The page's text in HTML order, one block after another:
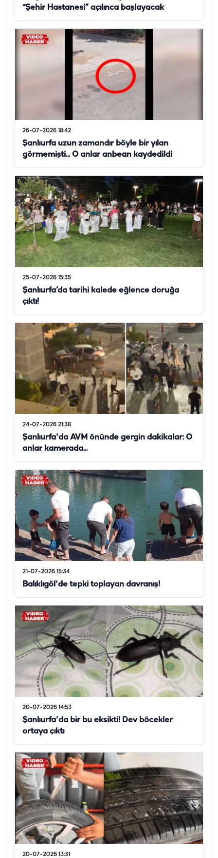
“Şehir Hastanesi” açılınca başlayacak
26-07-2026 18:42
Şanlıurfa uzun zamandır böyle bir yılan
görmemişti... O anlar anbean kaydedildi
25-07-2026 15:35
Şanlıurfa’da tarihi kalede eğlence doruğa
çıktı!
24-07-2026 21:38
Şanlıurfa'da AVM önünde gergin dakikalar: O
anlar kamerada...
21-07-2026 15:34
Balıklıgöl'de tepki toplayan davranış!
20-07-2026 14:53
Şanlıurfa'da bir bu eksikti! Dev böcekler
ortaya çıktı
20-07-2026 13:31